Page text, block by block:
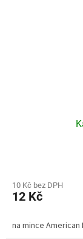
produktu
je
z
10 Kč bez DPH
12 Kč
na mince